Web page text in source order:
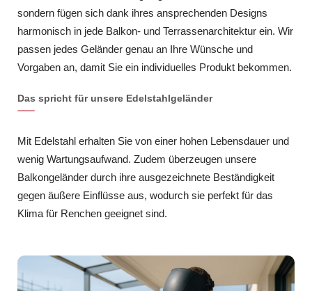
sondern fügen sich dank ihres ansprechenden Designs
harmonisch in jede Balkon- und Terrassenarchitektur ein. Wir
passen jedes Geländer genau an Ihre Wünsche und
Vorgaben an, damit Sie ein individuelles Produkt bekommen.
Das spricht für unsere Edelstahlgeländer
Mit Edelstahl erhalten Sie von einer hohen Lebensdauer und
wenig Wartungsaufwand. Zudem überzeugen unsere
Balkongeländer durch ihre ausgezeichnete Beständigkeit
gegen äußere Einflüsse aus, wodurch sie perfekt für das
Klima für Renchen geeignet sind.